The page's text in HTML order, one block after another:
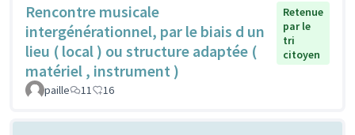
Rencontre musicale
intergénérationnel, par le biais d un
lieu ( local ) ou structure adaptée (
matériel , instrument )
Retenue
par le
tri
citoyen
paille 11 16